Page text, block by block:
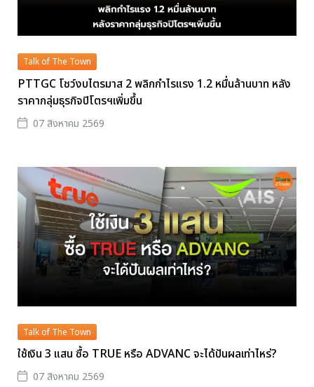
Talk of The Town
PTTGC โชว์งบไตรมาส 2 พลิกกำไรแรง 1.2 หมื่นล้านบาท หลัง
ราคากลุ่มธุรกิจปิโตรฯเพิ่มขึ้น
07 สิงหาคม 2569
Talk of The Town
ใช้เงิน 3 แสน ซื้อ TRUE หรือ ADVANC จะได้ปันผลเท่าไหร่?
07 สิงหาคม 2569